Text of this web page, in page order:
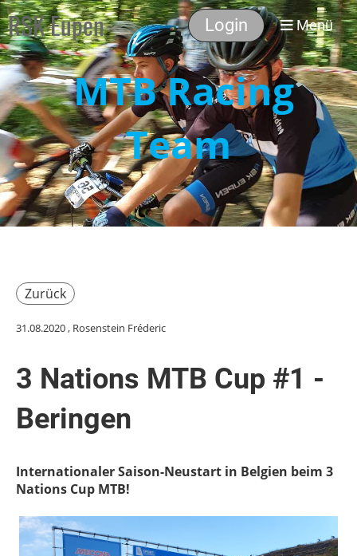
RSK Eupen Login Menü
MTB Racing
Team
Zurück
31.08.2020, Rosenstein Fréderic
3 Nations MTB Cup #1 -
Beringen
Internationaler Saison-Neustart in Belgien beim 3
Nations Cup MTB!